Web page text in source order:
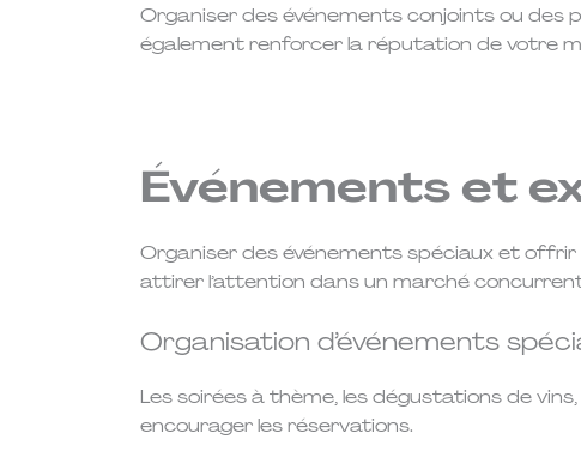
Organiser des événements conjoints ou
également renforcer la réputation de votre
Événements et
Organiser des événements spéciaux et
attirer l’attention dans un marché
Organisation d’événements
Les soirées à thème, les dégustations de
encourager les réservations.